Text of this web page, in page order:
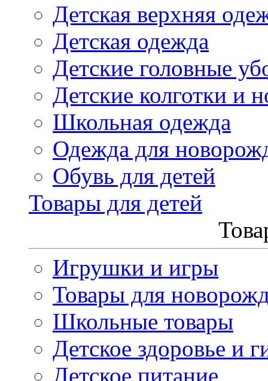
Детская верхняя
Детская одежда
Детские головные
Детские колготки и
Школьная одежда
Одежда для
Обувь для детей
Товары для детей
Игрушки и игры
Товары для
Школьные товары
Детское здоровье и
Детское питание